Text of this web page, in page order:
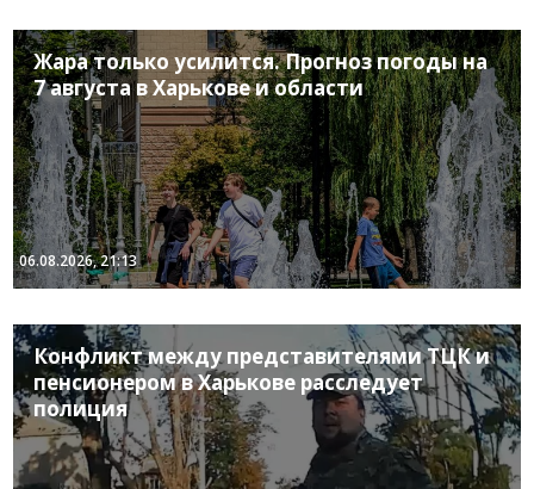
Жара только усилится. Прогноз погоды на
7 августа в Харькове и области
06.08.2026, 21:13
Конфликт между представителями ТЦК и
пенсионером в Харькове расследует
полиция